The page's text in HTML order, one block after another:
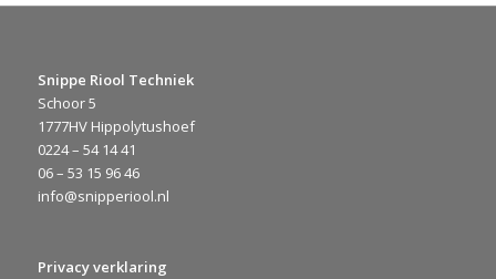
Snippe Riool Techniek
Schoor 5
1777HV Hippolytushoef
0224 – 54 14 41
06 – 53 15 96 46
info@snipperiool.nl
Privacy verklaring